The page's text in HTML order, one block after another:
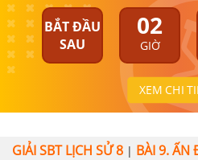
BẮT ĐẦU
SAU
02
GIỜ
XEM CHI
GIẢI SBT LỊCH SỬ 8 | BÀI 9. ẤN